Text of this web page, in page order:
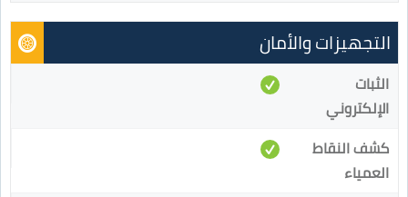
التجهيزات والأمان
الثبات
الإلكتروني
كشف النقاط
العمياء